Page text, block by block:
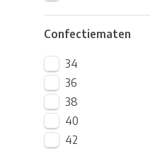
Confectiematen
34
36
38
40
42